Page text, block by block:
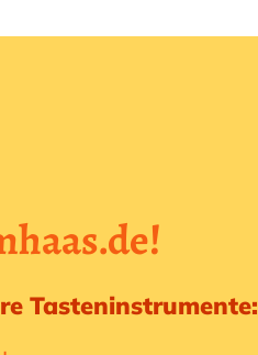
Tasteninstrumente: